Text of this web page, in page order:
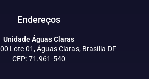
Endereços
Unidade Águas Claras
Lote 01, Águas Claras, Brasília-DF
CEP: 71.961-540